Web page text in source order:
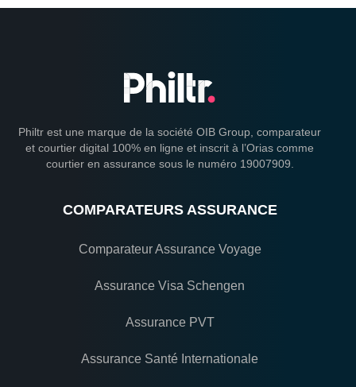
Philtr est une marque de la société OIB Group, comparateur
et courtier digital 100% en ligne et inscrit à l’Orias comme
courtier en assurance sous le numéro 19007909.
COMPARATEURS ASSURANCE
Comparateur Assurance Voyage
Assurance Visa Schengen
Assurance PVT
Assurance Santé Internationale